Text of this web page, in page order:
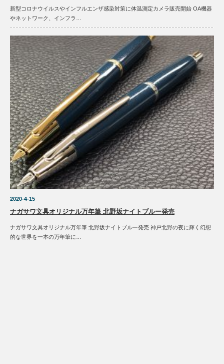
新型コロナウイルスやインフルエンザ感染対策に体温測定カメラ販売開始 OA機器
やネットワーク、インフラ…
2020-4-15
ナガサワ文具オリジナル万年筆 北野坂ナイトブルー発売
ナガサワ文具オリジナル万年筆 北野坂ナイトブルー発売 神戸北野の夜に輝く幻想
的な世界を一本の万年筆に…